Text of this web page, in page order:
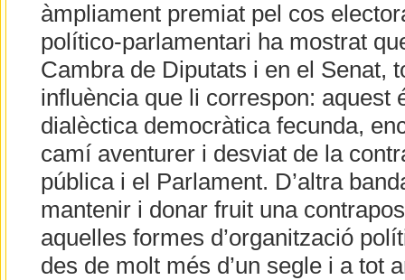
àmpliament premiat pel cos
político-parlamentari ha mostrat
Cambra de Diputats i en el Senat,
influència que li correspon: aquest
dialèctica democràtica fecunda,
camí aventurer i desviat de la
pública i el Parlament. D’altra
mantenir i donar fruit una
aquelles formes d’organització
des de molt més d’un segle i a tot